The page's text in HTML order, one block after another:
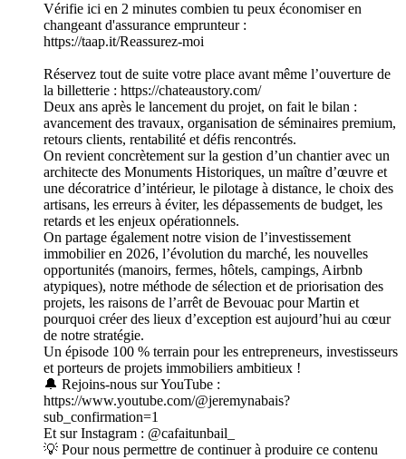
Vérifie ici en 2 minutes combien tu peux économiser en
changeant d'assurance emprunteur :
https://taap.it/Reassurez-moi
Réservez tout de suite votre place avant même l’ouverture de
la billetterie : https://chateaustory.com/
Deux ans après le lancement du projet, on fait le bilan :
avancement des travaux, organisation de séminaires premium,
retours clients, rentabilité et défis rencontrés.
On revient concrètement sur la gestion d’un chantier avec un
architecte des Monuments Historiques, un maître d’œuvre et
une décoratrice d’intérieur, le pilotage à distance, le choix des
artisans, les erreurs à éviter, les dépassements de budget, les
retards et les enjeux opérationnels.
On partage également notre vision de l’investissement
immobilier en 2026, l’évolution du marché, les nouvelles
opportunités (manoirs, fermes, hôtels, campings, Airbnb
atypiques), notre méthode de sélection et de priorisation des
projets, les raisons de l’arrêt de Bevouac pour Martin et
pourquoi créer des lieux d’exception est aujourd’hui au cœur
de notre stratégie.
Un épisode 100 % terrain pour les entrepreneurs, investisseurs
et porteurs de projets immobiliers ambitieux !
🔔 Rejoins-nous sur YouTube :
https://www.youtube.com/@jeremynabais?
sub_confirmation=1
Et sur Instagram : @cafaitunbail_
💡 Pour nous permettre de continuer à produire ce contenu